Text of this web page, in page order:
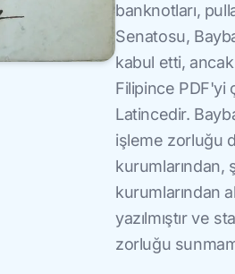
banknotları,
Senatosu,
kabul etti,
Filipince PDF'yi
Latincedir.
işleme zorluğu
kurumlarından,
kurumlarından
yazılmıştır ve
zorluğu